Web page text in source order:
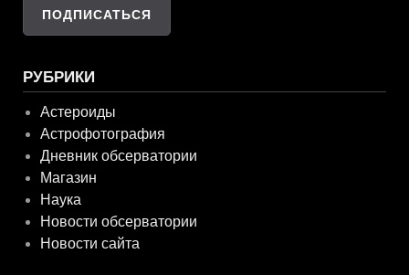
РУБРИКИ
Астероиды
Астрофотография
Дневник обсерватории
Магазин
Наука
Новости обсерватории
Новости сайта